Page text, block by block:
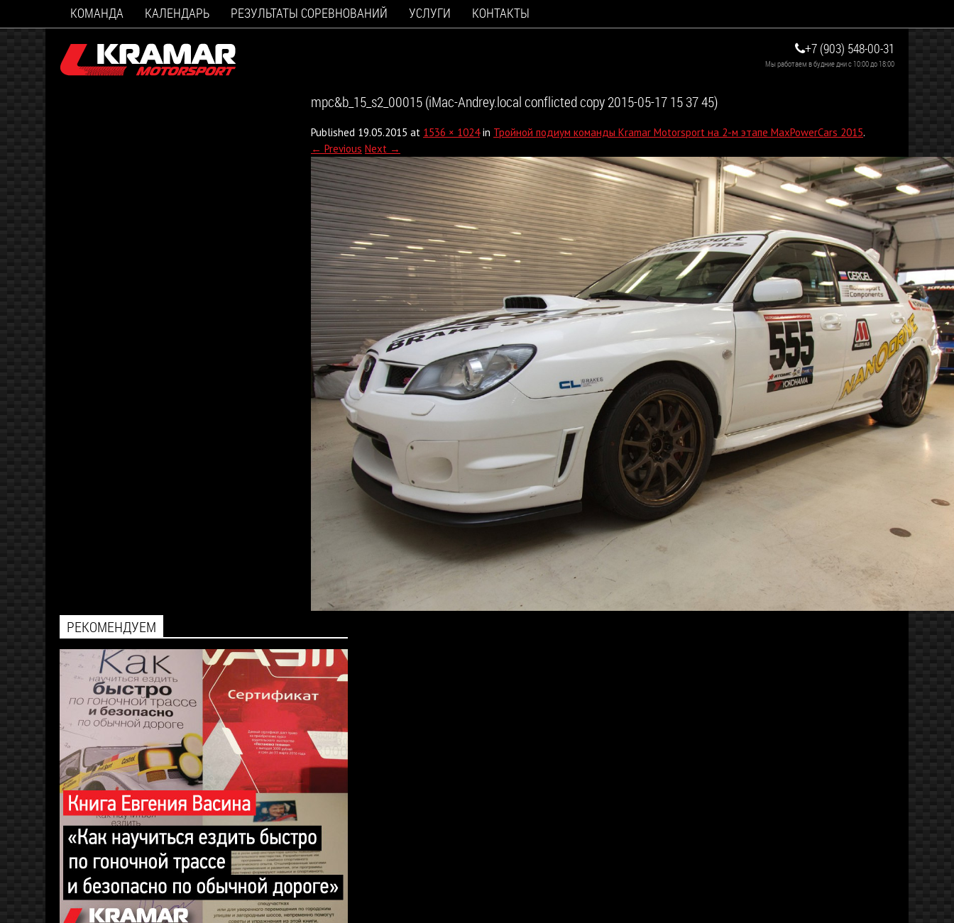
КОМАНДА КАЛЕНДАРЬ РЕЗУЛЬТАТЫ СОРЕВНОВАНИЙ УСЛУГИ КОНТАКТЫ
+7 (903) 548-00-31
Мы работаем в будние дни с 10:00 до 18:00
mpc&b_15_s2_00015 (iMac-Andrey.local conflicted copy 2015-05-17 15 37 45)
Published 19.05.2015 at 1536 × 1024in Тройной подиум команды Kramar Motorsport на 2-м этапе MaxPowerCars 2015.
← Previous Next →
РЕКОМЕНДУЕМ